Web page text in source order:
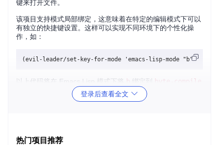
键来打开文件。
该项目支持模式局部绑定，这意味着在特定的编辑模式下可以
有独立的快捷键设置。这样可以实现不同环境下的个性化操
作，如：
以上代码将在 Emacs Lisp 模式下将 b 绑定到 byte-compile
如，在编写代码时，你可以快速地用
登录后查看全文
热门项目推荐